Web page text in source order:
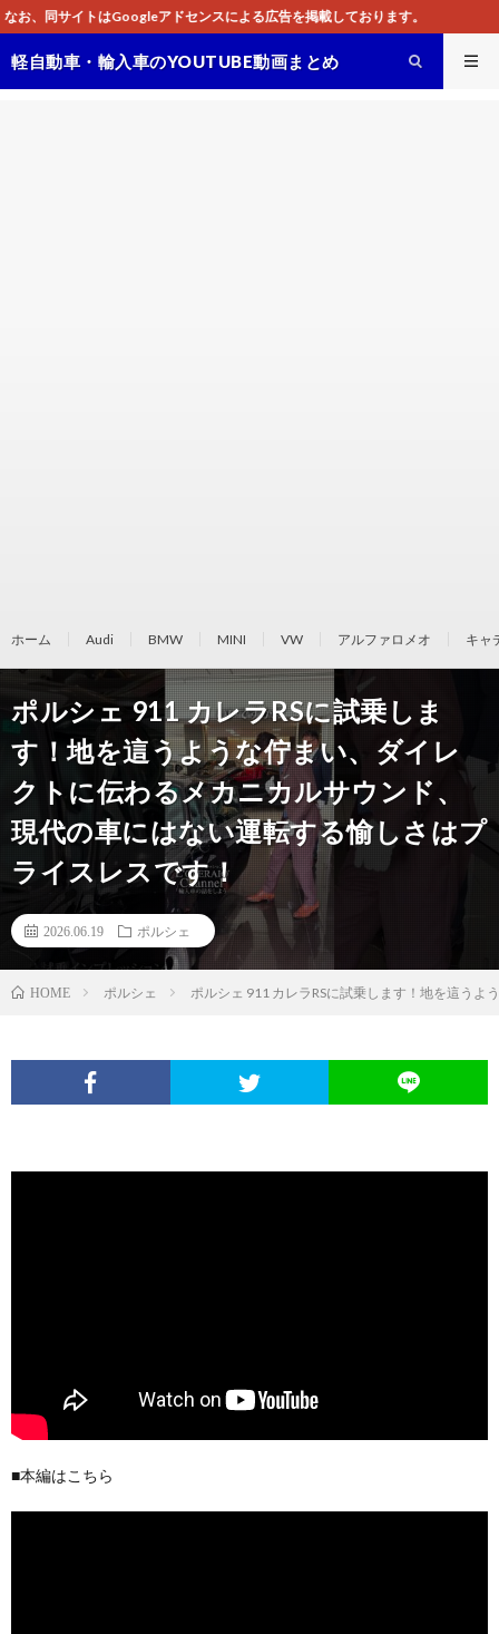
ンスによる広告を掲載しております。
軽自動車・輸入車のYOUTUBE動画まとめ
ホーム Audi BMW MINI VW アルファロメオ キャ
ポルシェ 911 カレラRSに試乗しま
す！地を這うような佇まい、ダイレ
クトに伝わるメカニカルサウンド、
現代の車にはない運転する愉しさはプ
ライスレスです！
2026.06.19 ポルシェ
HOME ポルシェ ポルシェ 911 カレラRSに試乗します！地を這う
■本編はこちら